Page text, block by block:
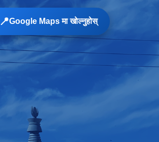
📍Google Maps मा खोल्नुहोस्